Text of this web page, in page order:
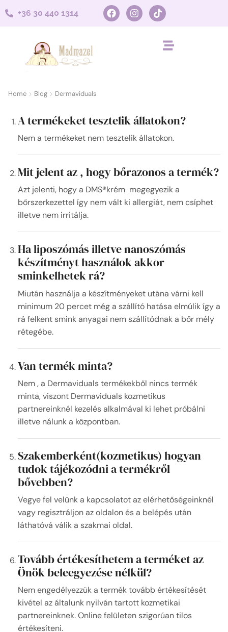
+36 30 440 1314
Home Blog Dermaviduals
A termékeket tesztelik állatokon?
Nem a termékeket nem tesztelik állatokon.
Mit jelent az , hogy bőrazonos a termék?
Azt jelenti, hogy a DMS®krém megegyezik a
bőrszerkezettel így nem vált ki allergiát, nem csíphet
illetve nem irritálja.
Ha liposzómás illetve nanoszómás
készítményt használok akkor
sminkelhetek rá?
Miután használja a készítményeket utána várni kell
minimum 20 percet még a szállító hatása elmúlik így a
rá felkent smink anyagai nem szállítódnak a bőr mély
rétegébe.
Van termék minta?
Nem , a Dermaviduals termékekből nincs termék
minta, viszont Dermaviduals kozmetikus
partnereinknél kezelés alkalmával ki lehet próbálni
illetve nálunk a központban.
Szakemberként(kozmetikus) hogyan
tudok tájékozódni a termékről
bővebben?
Vegye fel velünk a kapcsolatot az elérhetőségeinknél
vagy regisztráljon az oldalon és a belépés után
láthatóvá válik a szakmai oldal.
Tovább értékesíthetem a terméket az
Önök beleegyezése nélkül?
Nem engedélyezzük a termék tovább értékesítését
kivétel az általunk nyilván tartott kozmetikai
partnereinknek. Online felületen szigorúan tilos
értékesíteni.